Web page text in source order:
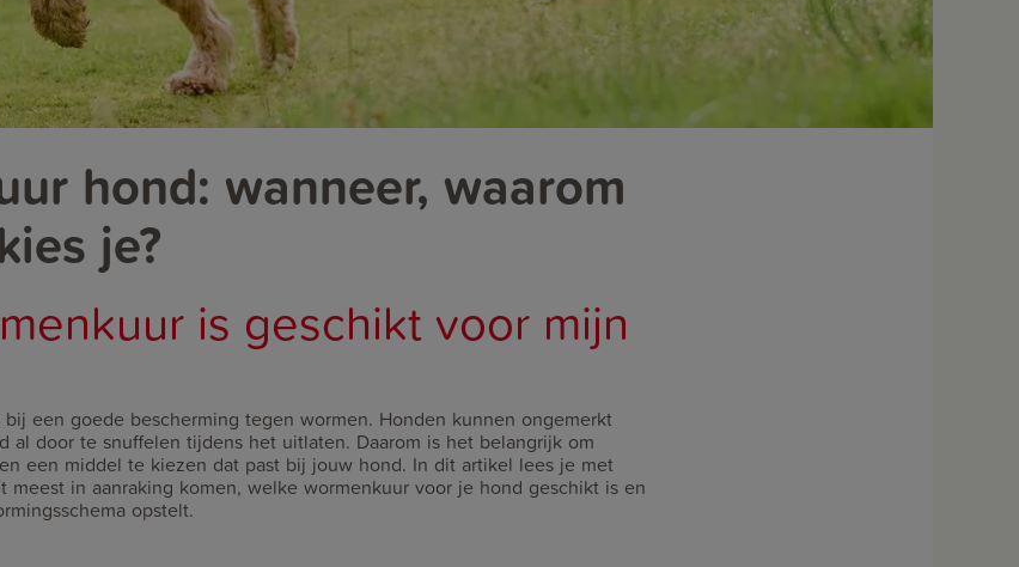
hond: wanneer, waarom
je?
is geschikt voor mijn
een goede bescherming tegen wormen. Honden kunnen ongemerkt
al door te snuffelen tijdens het uitlaten. Daarom is het belangrijk om
een middel te kiezen dat past bij jouw hond. In dit artikel lees je met
meest in aanraking komen, welke wormenkuur voor je hond geschikt is en
opstelt.